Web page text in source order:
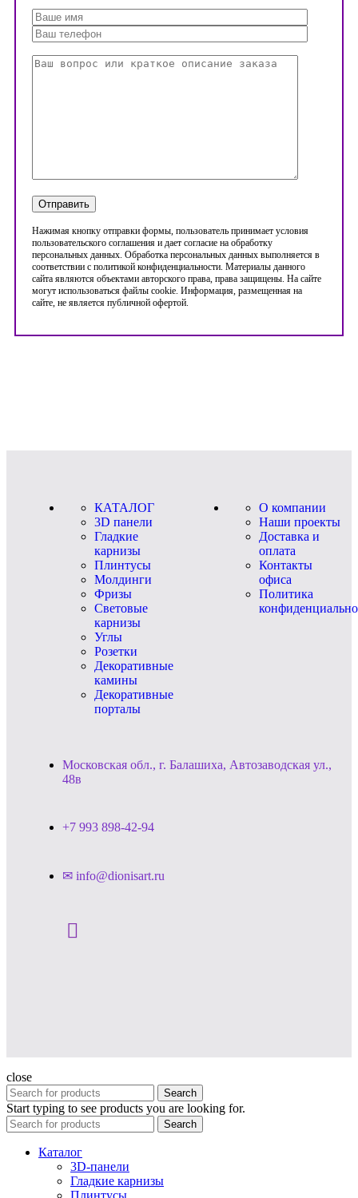
Нажимая кнопку отправки формы, пользователь принимает условия
пользовательского соглашения и дает согласие на обработку
персональных данных. Обработка персональных данных выполняется в
соответствии с политикой конфиденциальности. Материалы данного
сайта являются объектами авторского права, права защищены. На сайте
могут использоваться файлы cookie. Информация, размещенная на
сайте, не является публичной офертой.
КАТАЛОГ
3D панели
Гладкие
карнизы
Плинтусы
Молдинги
Фризы
Световые
карнизы
Углы
Розетки
Декоративные
камины
Декоративные
порталы
О компании
Наши проекты
Доставка и
оплата
Контакты
офиса
Политика
Московская обл., г. Балашиха, Автозаводская ул.,
48в
+7 993 898-42-94
✉ info@dionisart.ru
close
Search
Start typing to see products you are looking for.
Search
Каталог
3D-панели
Гладкие карнизы
Плинтусы